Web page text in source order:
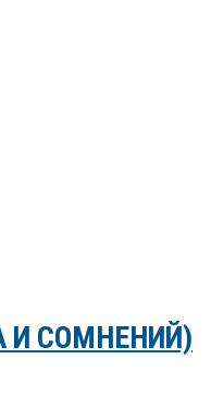
И СОМНЕНИЙ)